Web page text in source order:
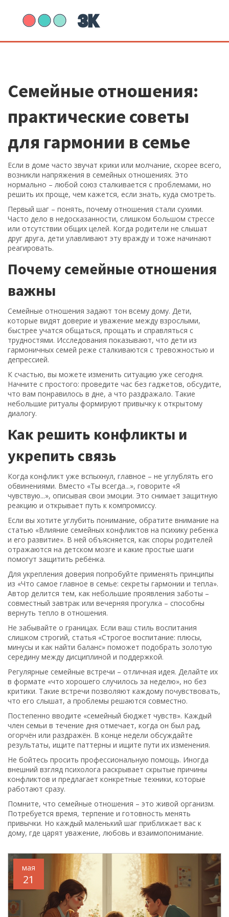
Семейные отношения:
практические советы
для гармонии в семье
Если в доме часто звучат крики или молчание, скорее всего,
возникли напряжения в семейных отношениях. Это
нормально – любой союз сталкивается с проблемами, но
решить их проще, чем кажется, если знать, куда смотреть.
Первый шаг – понять, почему отношения стали сухими.
Часто дело в недосказанности, слишком большом стрессе
или отсутствии общих целей. Когда родители не слышат
друг друга, дети улавливают эту вражду и тоже начинают
реагировать.
Почему семейные отношения
важны
Семейные отношения задают тон всему дому. Дети,
которые видят доверие и уважение между взрослыми,
быстрее учатся общаться, прощать и справляться с
трудностями. Исследования показывают, что дети из
гармоничных семей реже сталкиваются с тревожностью и
депрессией.
К счастью, вы можете изменить ситуацию уже сегодня.
Начните с простого: проведите час без гаджетов, обсудите,
что вам понравилось в дне, а что раздражало. Такие
небольшие ритуалы формируют привычку к открытому
диалогу.
Как решить конфликты и
укрепить связь
Когда конфликт уже вспыхнул, главное – не углублять его
обвинениями. Вместо «Ты всегда...», говорите «Я
чувствую...», описывая свои эмоции. Это снимает защитную
реакцию и открывает путь к компромиссу.
Если вы хотите углубить понимание, обратите внимание на
статью «Влияние семейных конфликтов на психику ребенка
и его развитие». В ней объясняется, как споры родителей
отражаются на детском мозге и какие простые шаги
помогут защитить ребёнка.
Для укрепления доверия попробуйте применять принципы
из «Что самое главное в семье: секреты гармонии и тепла».
Автор делится тем, как небольшие проявления заботы –
совместный завтрак или вечерняя прогулка – способны
вернуть тепло в отношения.
Не забывайте о границах. Если ваш стиль воспитания
слишком строгий, статья «Строгое воспитание: плюсы,
минусы и как найти баланс» поможет подобрать золотую
середину между дисциплиной и поддержкой.
Регулярные семейные встречи – отличная идея. Делайте их
в формате «что хорошего случилось за неделю», но без
критики. Такие встречи позволяют каждому почувствовать,
что его слышат, а проблемы решаются совместно.
Постепенно вводите «семейный бюджет чувств». Каждый
член семьи в течение дня отмечает, когда он был рад,
огорчён или раздражён. В конце недели обсуждайте
результаты, ищите паттерны и ищите пути их изменения.
Не бойтесь просить профессиональную помощь. Иногда
внешний взгляд психолога раскрывает скрытые причины
конфликтов и предлагает конкретные техники, которые
работают сразу.
Помните, что семейные отношения – это живой организм.
Потребуется время, терпение и готовность менять
привычки. Но каждый маленький шаг приближает вас к
дому, где царят уважение, любовь и взаимопонимание.
мая
21